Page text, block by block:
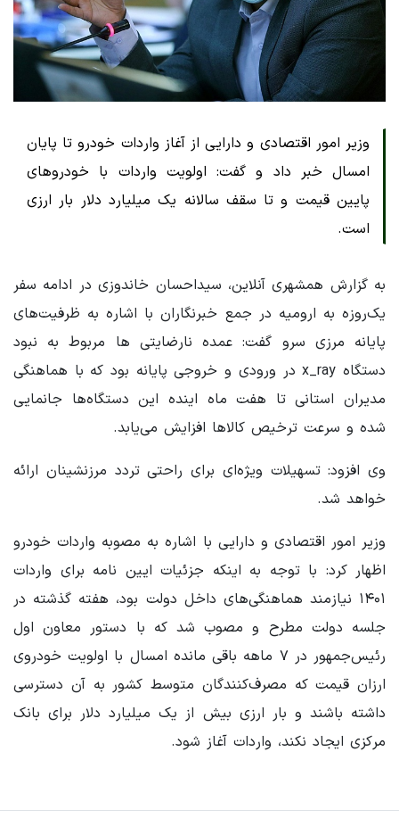
وزیر امور اقتصادی و دارایی از آغاز واردات خودرو تا پایان
امسال خبر داد و گفت: اولویت واردات با خودروهای
پایین قیمت و تا سقف سالانه یک میلیارد دلار بار ارزی
است.
به گزارش همشهری آنلاین، سیداحسان خاندوزی در ادامه سفر
یک‌روزه به ارومیه در جمع خبرنگاران با اشاره به ظرفیت‌های
پایانه مرزی سرو گفت: عمده نارضایتی ها مربوط به نبود
دستگاه x_ray در ورودی و خروجی پایانه بود که با هماهنگی
مدیران استانی تا هفت ماه اینده این دستگاه‌ها جانمایی
شده و سرعت ترخیص کالاها افزایش می‌یابد.
وی افزود: تسهیلات ویژه‌ای برای راحتی تردد مرزنشینان ارائه
خواهد شد.
وزیر امور اقتصادی و دارایی با اشاره به مصوبه واردات خودرو
اظهار کرد: با توجه به اینکه جزئیات ایین نامه برای واردات
۱۴۰۱ نیازمند هماهنگی‌های داخل دولت بود، هفته گذشته در
جلسه دولت مطرح و مصوب شد که با دستور معاون اول
رئیس‌جمهور در ۷ ماهه باقی مانده امسال با اولویت خودروی
ارزان قیمت که مصرف‌کنندگان متوسط کشور به آن دسترسی
داشته باشند و بار ارزی بیش از یک میلیارد دلار برای بانک
مرکزی ایجاد نکند، واردات آغاز شود.